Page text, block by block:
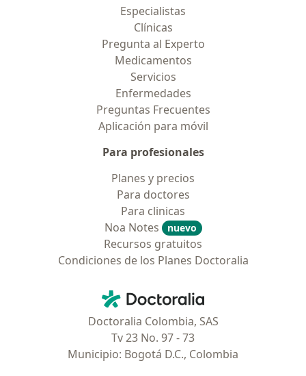
Especialistas
Clínicas
Pregunta al Experto
Medicamentos
Servicios
Enfermedades
Preguntas Frecuentes
Aplicación para móvil
Para profesionales
Planes y precios
Para doctores
Para clinicas
Noa Notes
nuevo
Recursos gratuitos
Condiciones de los Planes Doctoralia
Doctoralia - Página de inicio
Doctoralia Colombia, SAS
Tv 23 No. 97 - 73
Municipio: Bogotá D.C., Colombia